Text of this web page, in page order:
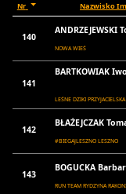
Nr Nazwisko
140
ANDRZEJEWSKI
NOWA WIEŚ
141
BARTKOWIAK
LEŚNE DZIKI
142
BŁAŻEJCZAK
#BIEGAJLESZNO LESZNO
143
BOGUCKA
RUN TEAM RYDZYNA